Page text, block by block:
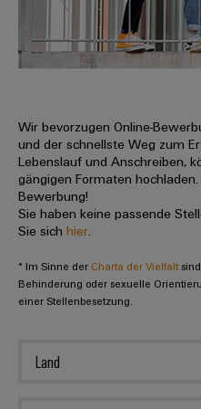
erlebbar
werden.
Datencenter
Produkte
für
Rechenzentren
–
effizient,
zuverlässig,
skalierbar
Energiespeicher
Lösungen
und
DC-
u-
OS
Edge
Computing
Industrial
5G
Single
Gehäusesysteme
komponenten
und
-
komponenten
Patchkabel
Fast
Delivery
Beratung
und
digitale
Planung
easyConnect
-
Ihre
uns
Promotionfahrzeug
Distribution
Info
für
unsere
Partner
Vertrieb
Weidmüller
Zahlen
Unser
Vorstand
Nachhaltigkeit
Academy
People
Karriere
Stellen
für
Berufserfahrene
Für
Studierende
Praktika
Abschlussarbeiten
Wir bevorzugen Online-
und der schnellste Weg zum
Lebenslauf und Anschreiben,
gängigen Formaten
Bewerbung!
Sie haben keine passende
Sie sichhier
* Im Sinne der Charta der Vielfalt
Behinderung oder sexuelle
einer Stellenbesetzung.
Land